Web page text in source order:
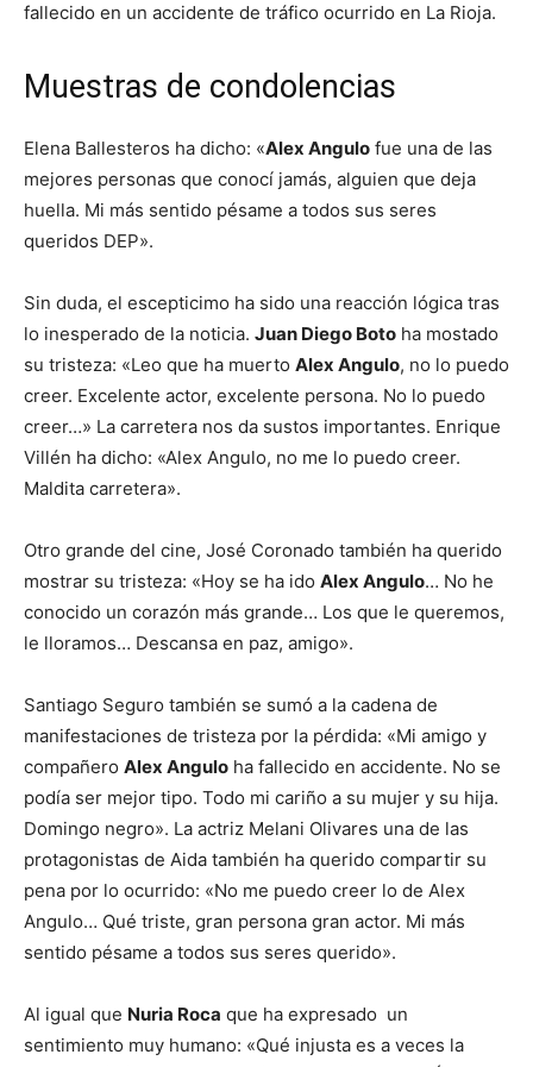
fallecido en un accidente de tráfico ocurrido en La Rioja.
Muestras de condolencias
Elena Ballesteros ha dicho: «Alex Angulo fue una de las
mejores personas que conocí jamás, alguien que deja
huella. Mi más sentido pésame a todos sus seres
queridos DEP».
Sin duda, el escepticimo ha sido una reacción lógica tras
lo inesperado de la noticia. Juan Diego Boto ha mostado
su tristeza: «Leo que ha muerto Alex Angulo, no lo puedo
creer. Excelente actor, excelente persona. No lo puedo
creer…» La carretera nos da sustos importantes. Enrique
Villén ha dicho: «Alex Angulo, no me lo puedo creer.
Maldita carretera».
Otro grande del cine, José Coronado también ha querido
mostrar su tristeza: «Hoy se ha ido Alex Angulo… No he
conocido un corazón más grande… Los que le queremos,
le lloramos… Descansa en paz, amigo».
Santiago Seguro también se sumó a la cadena de
manifestaciones de tristeza por la pérdida: «Mi amigo y
compañero Alex Angulo ha fallecido en accidente. No se
podía ser mejor tipo. Todo mi cariño a su mujer y su hija.
Domingo negro». La actriz Melani Olivares una de las
protagonistas de Aida también ha querido compartir su
pena por lo ocurrido: «No me puedo creer lo de Alex
Angulo… Qué triste, gran persona gran actor. Mi más
sentido pésame a todos sus seres querido».
Al igual que Nuria Roca que ha expresado un
sentimiento muy humano: «Qué injusta es a veces la